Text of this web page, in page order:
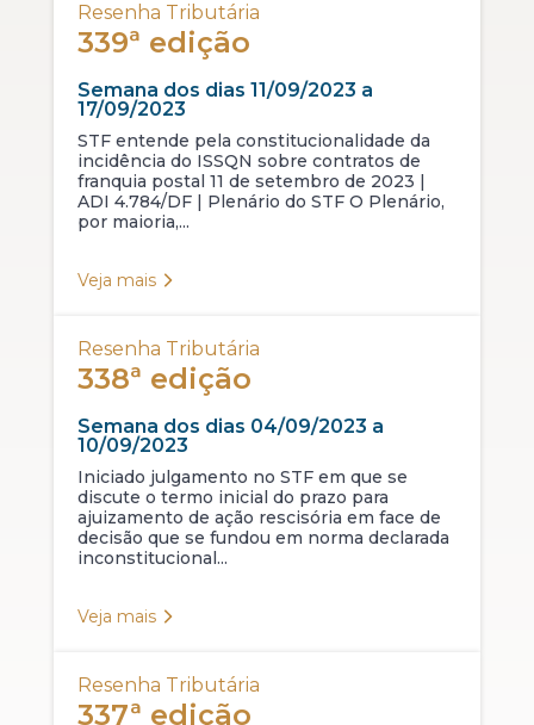
Resenha Tributária
339ª edição
Semana dos dias 11/09/2023 a
17/09/2023
STF entende pela constitucionalidade da
incidência do ISSQN sobre contratos de
franquia postal 11 de setembro de 2023 |
ADI 4.784/DF | Plenário do STF O Plenário,
por maioria,...
Veja mais
Resenha Tributária
338ª edição
Semana dos dias 04/09/2023 a
10/09/2023
Iniciado julgamento no STF em que se
discute o termo inicial do prazo para
ajuizamento de ação rescisória em face de
decisão que se fundou em norma declarada
inconstitucional...
Veja mais
Resenha Tributária
337ª edição